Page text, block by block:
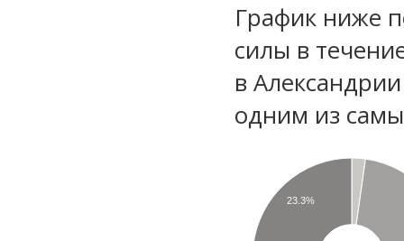
График ниже
силы в
в
одним из
23.3%